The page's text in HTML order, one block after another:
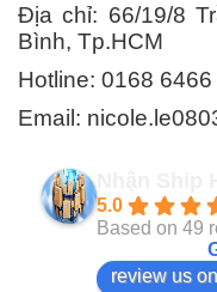
Địa chỉ: 66/19/8
Bình, Tp.HCM
Hotline: 0168 6466
Email:
5.0
Based on 49
review us on